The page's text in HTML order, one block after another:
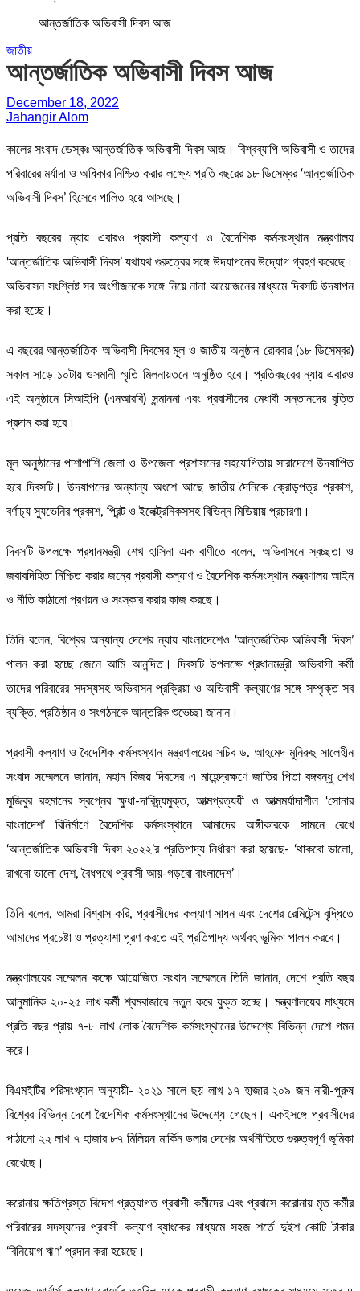
আন্তর্জাতিক অভিবাসী দিবস আজ
জাতীয়
আন্তর্জাতিক অভিবাসী দিবস আজ
December 18, 2022
Jahangir Alom
কালের সংবাদ ডেস্কঃ আন্তর্জাতিক অভিবাসী দিবস আজ। বিশ্বব্যাপি অভিবাসী ও তাদের
পরিবারের মর্যাদা ও অধিকার নিশ্চিত করার লক্ষ্যে প্রতি বছরের ১৮ ডিসেম্বর ‘আন্তর্জাতিক
অভিবাসী দিবস’ হিসেবে পালিত হয়ে আসছে।
প্রতি বছরের ন্যায় এবারও প্রবাসী কল্যাণ ও বৈদেশিক কর্মসংস্থান মন্ত্রণালয়
‘আন্তর্জাতিক অভিবাসী দিবস’ যথাযথ গুরুত্বের সঙ্গে উদযাপনের উদ্যোগ গ্রহণ করেছে।
অভিবাসন সংশ্লিষ্ট সব অংশীজনকে সঙ্গে নিয়ে নানা আয়োজনের মাধ্যমে দিবসটি উদযাপন
করা হচ্ছে।
এ বছরের আন্তর্জাতিক অভিবাসী দিবসের মূল ও জাতীয় অনুষ্ঠান রোববার (১৮ ডিসেম্বর)
সকাল সাড়ে ১০টায় ওসমানী স্মৃতি মিলনায়তনে অনুষ্ঠিত হবে। প্রতিবছরের ন্যায় এবারও
এই অনুষ্ঠানে সিআইপি (এনআরবি) সন্মাননা এবং প্রবাসীদের মেধাবী সন্তানদের বৃত্তি
প্রদান করা হবে।
মূল অনুষ্ঠানের পাশাপাশি জেলা ও উপজেলা প্রশাসনের সহযোগিতায় সারাদেশে উদযাপিত
হবে দিবসটি। উদযাপনের অন্যান্য অংশে আছে জাতীয় দৈনিকে ক্রোড়পত্র প্রকাশ,
বর্ণাঢ্য স্যুভেনির প্রকাশ, প্রিন্ট ও ইলেক্ট্রনিকসসহ বিভিন্ন মিডিয়ায় প্রচারণা।
দিবসটি উপলক্ষে প্রধানমন্ত্রী শেখ হাসিনা এক বাণীতে বলেন, অভিবাসনে স্বচ্ছতা ও
জবাবদিহিতা নিশ্চিত করার জন্যে প্রবাসী কল্যাণ ও বৈদেশিক কর্মসংস্থান মন্ত্রণালয় আইন
ও নীতি কাঠামো প্রণয়ন ও সংস্কার করার কাজ করছে।
তিনি বলেন, বিশ্বের অন্যান্য দেশের ন্যায় বাংলাদেশেও ‘আন্তর্জাতিক অভিবাসী দিবস’
পালন করা হচ্ছে জেনে আমি আনন্দিত। দিবসটি উপলক্ষে প্রধানমন্ত্রী অভিবাসী কর্মী
তাদের পরিবারের সদস্যসহ অভিবাসন প্রক্রিয়া ও অভিবাসী কল্যাণের সঙ্গে সম্পৃক্ত সব
ব্যক্তি, প্রতিষ্ঠান ও সংগঠনকে আন্তরিক শুভেচ্ছা জানান।
প্রবাসী কল্যাণ ও বৈদেশিক কর্মসংস্থান মন্ত্রণালয়ের সচিব ড. আহমেদ মুনিরুছ সালেহীন
সংবাদ সম্মেলনে জানান, মহান বিজয় দিবসের এ মাহেন্দ্রক্ষণে জাতির পিতা বঙ্গবন্ধু শেখ
মুজিবুর রহমানের স্বপ্নের ক্ষুধা-দারিদ্র্যমুক্ত, আত্মপ্রত্যয়ী ও আত্মমর্যাদাশীল ‘সোনার
বাংলাদেশ’ বিনির্মাণে বৈদেশিক কর্মসংস্থানে আমাদের অঙ্গীকারকে সামনে রেখে
‘আন্তর্জাতিক অভিবাসী দিবস ২০২২’র প্রতিপাদ্য নির্ধারণ করা হয়েছে- ‘থাকবো ভালো,
রাখবো ভালো দেশ, বৈধপথে প্রবাসী আয়-গড়বো বাংলাদেশ’।
তিনি বলেন, আমরা বিশ্বাস করি, প্রবাসীদের কল্যাণ সাধন এবং দেশের রেমিটেন্স বৃদ্ধিতে
আমাদের প্রচেষ্টা ও প্রত্যাশা পূরণ করতে এই প্রতিপাদ্য অর্থবহ ভূমিকা পালন করবে।
মন্ত্রণালয়ের সম্মেলন কক্ষে আয়োজিত সংবাদ সম্মেলনে তিনি জানান, দেশে প্রতি বছর
আনুমানিক ২০-২৫ লাখ কর্মী শ্রমবাজারে নতুন করে যুক্ত হচ্ছে। মন্ত্রণালয়ের মাধ্যমে
প্রতি বছর প্রায় ৭-৮ লাখ লোক বৈদেশিক কর্মসংস্থানের উদ্দেশ্যে বিভিন্ন দেশে গমন
করে।
বিএমইটির পরিসংখ্যান অনুযায়ী- ২০২১ সালে ছয় লাখ ১৭ হাজার ২০৯ জন নারী-পুরুষ
বিশ্বের বিভিন্ন দেশে বৈদেশিক কর্মসংস্থানের উদ্দেশ্যে গেছেন। একইসঙ্গে প্রবাসীদের
পাঠানো ২২ লাখ ৭ হাজার ৮৭ মিলিয়ন মার্কিন ডলার দেশের অর্থনীতিতে গুরুত্বপূর্ণ ভূমিকা
রেখেছে।
করোনায় ক্ষতিগ্রস্ত বিদেশ প্রত্যাগত প্রবাসী কর্মীদের এবং প্রবাসে করোনায় মৃত কর্মীর
পরিবারের সদস্যদের প্রবাসী কল্যাণ ব্যাংকের মাধ্যমে সহজ শর্তে দুইশ কোটি টাকার
‘বিনিয়োগ ঋণ’ প্রদান করা হয়েছে।